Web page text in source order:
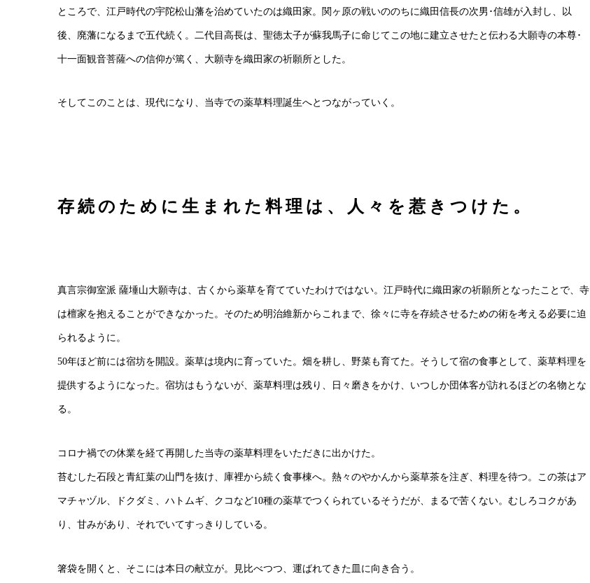
ところで、江戸時代の宇陀松山藩を治めていたのは織田家。関ヶ原の戦いののちに織田信長の次男･信雄が入封し、以
後、廃藩になるまで五代続く。二代目高長は、聖徳太子が蘇我馬子に命じてこの地に建立させたと伝わる大願寺の本尊･
十一面観音菩薩への信仰が篤く、大願寺を織田家の祈願所とした。
そしてこのことは、現代になり、当寺での薬草料理誕生へとつながっていく。
存続のために生まれた料理は、人々を惹きつけた。
真言宗御室派 薩埵山大願寺は、古くから薬草を育てていたわけではない。江戸時代に織田家の祈願所となったことで、寺
は檀家を抱えることができなかった。そのため明治維新からこれまで、徐々に寺を存続させるための術を考える必要に迫
られるように。
50年ほど前には宿坊を開設。薬草は境内に育っていた。畑を耕し、野菜も育てた。そうして宿の食事として、薬草料理を
提供するようになった。宿坊はもうないが、薬草料理は残り、日々磨きをかけ、いつしか団体客が訪れるほどの名物とな
る。
コロナ禍での休業を経て再開した当寺の薬草料理をいただきに出かけた。
苔むした石段と青紅葉の山門を抜け、庫裡から続く食事棟へ。熱々のやかんから薬草茶を注ぎ、料理を待つ。この茶はア
マチャヅル、ドクダミ、ハトムギ、クコなど10種の薬草でつくられているそうだが、まるで苦くない。むしろコクがあ
り、甘みがあり、それでいてすっきりしている。
箸袋を開くと、そこには本日の献立が。見比べつつ、運ばれてきた皿に向き合う。